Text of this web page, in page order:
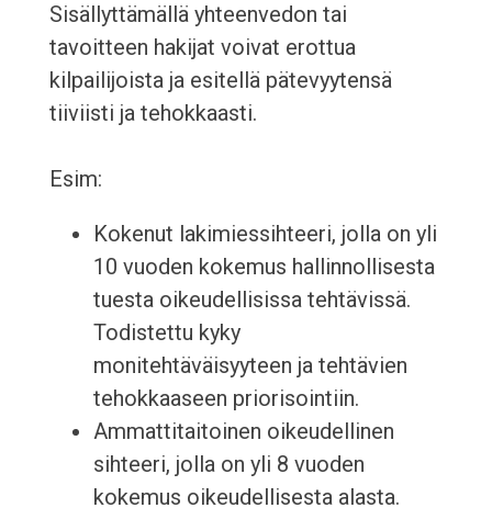
Sisällyttämällä yhteenvedon tai
tavoitteen hakijat voivat erottua
kilpailijoista ja esitellä pätevyytensä
tiiviisti ja tehokkaasti.
Esim:
Kokenut lakimiessihteeri, jolla on yli
10 vuoden kokemus hallinnollisesta
tuesta oikeudellisissa tehtävissä.
Todistettu kyky
monitehtäväisyyteen ja tehtävien
tehokkaaseen priorisointiin.
Ammattitaitoinen oikeudellinen
sihteeri, jolla on yli 8 vuoden
kokemus oikeudellisesta alasta.